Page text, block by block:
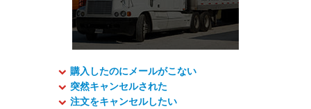
購入したのにメールがこない
突然キャンセルされた
注文をキャンセルしたい